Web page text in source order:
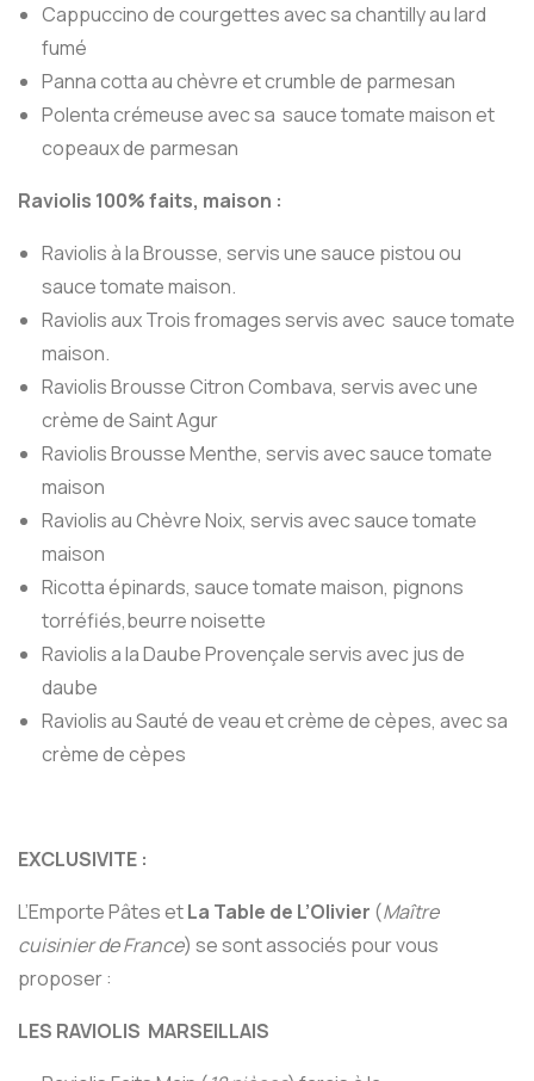
Cappuccino de courgettes avec sa chantilly au lard
fumé
Panna cotta au chèvre et crumble de parmesan
Polenta crémeuse avec sa sauce tomate maison et
copeaux de parmesan
Raviolis 100% faits, maison :
Raviolis à la Brousse, servis une sauce pistou ou
sauce tomate maison.
Raviolis aux Trois fromages servis avec sauce tomate
maison.
Raviolis Brousse Citron Combava, servis avec une
crème de Saint Agur
Raviolis Brousse Menthe, servis avec sauce tomate
maison
Raviolis au Chèvre Noix, servis avec sauce tomate
maison
Ricotta épinards, sauce tomate maison, pignons
torréfiés,beurre noisette
Raviolis a la Daube Provençale servis avec jus de
daube
Raviolis au Sauté de veau et crème de cèpes, avec sa
crème de cèpes
EXCLUSIVITE :
L’Emporte Pâtes etLa Table de L’Olivier (Maître
cuisinier de France) se sont associés pour vous
proposer :
LES RAVIOLIS MARSEILLAIS